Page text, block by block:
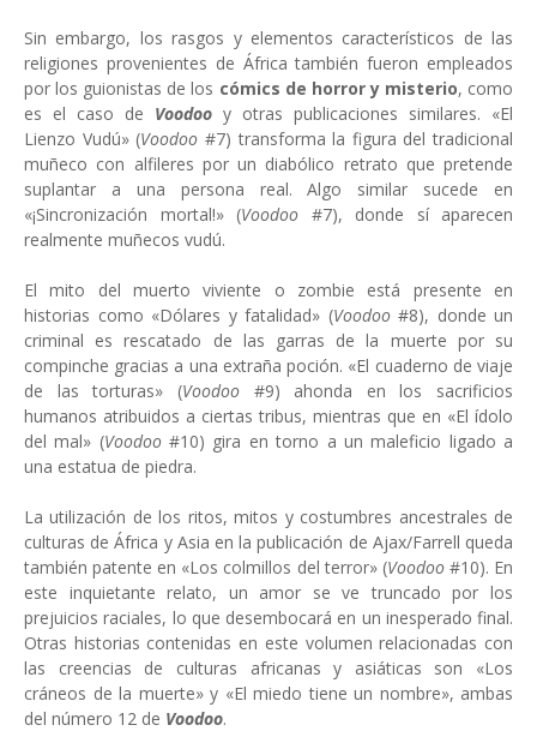
Sin embargo, los rasgos y elementos característicos de las
religiones provenientes de África también fueron empleados
por los guionistas de los cómics de horror y misterio, como
es el caso de Voodoo y otras publicaciones similares. «El
Lienzo Vudú» (Voodoo #7) transforma la figura del tradicional
muñeco con alfileres por un diabólico retrato que pretende
suplantar a una persona real. Algo similar sucede en
«¡Sincronización mortal!» (Voodoo #7), donde sí aparecen
realmente muñecos vudú.
El mito del muerto viviente o zombie está presente en
historias como «Dólares y fatalidad» (Voodoo #8), donde un
criminal es rescatado de las garras de la muerte por su
compinche gracias a una extraña poción. «El cuaderno de viaje
de las torturas» (Voodoo #9) ahonda en los sacrificios
humanos atribuidos a ciertas tribus, mientras que en «El ídolo
del mal» (Voodoo#10) gira en torno a un maleficio ligado a
una estatua de piedra.
La utilización de los ritos, mitos y costumbres ancestrales de
culturas de África y Asia en la publicación de Ajax/Farrell queda
también patente en «Los colmillos del terror» (Voodoo #10). En
este inquietante relato, un amor se ve truncado por los
prejuicios raciales, lo que desembocará en un inesperado final.
Otras historias contenidas en este volumen relacionadas con
las creencias de culturas africanas y asiáticas son «Los
cráneos de la muerte» y «El miedo tiene un nombre», ambas
del número 12 de Voodoo.